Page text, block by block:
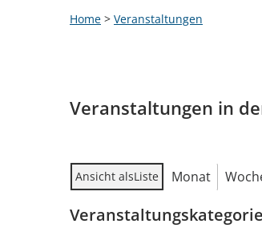
Home > Veranstaltungen
Veranstaltungen in
Ansicht alsListe Monat